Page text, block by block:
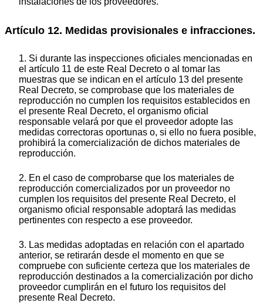
Artículo 12. Medidas provisionales e infracciones.
1. Si durante las inspecciones oficiales mencionadas en
el artículo 11 de este Real Decreto o al tomar las
muestras que se indican en el artículo 13 del presente
Real Decreto, se comprobase que los materiales de
reproducción no cumplen los requisitos establecidos en
el presente Real Decreto, el organismo oficial
responsable velará por que el proveedor adopte las
medidas correctoras oportunas o, si ello no fuera posible,
prohibirá la comercialización de dichos materiales de
reproducción.
2. En el caso de comprobarse que los materiales de
reproducción comercializados por un proveedor no
cumplen los requisitos del presente Real Decreto, el
organismo oficial responsable adoptará las medidas
pertinentes con respecto a ese proveedor.
3. Las medidas adoptadas en relación con el apartado
anterior, se retirarán desde el momento en que se
compruebe con suficiente certeza que los materiales de
reproducción destinados a la comercialización por dicho
proveedor cumplirán en el futuro los requisitos del
presente Real Decreto.